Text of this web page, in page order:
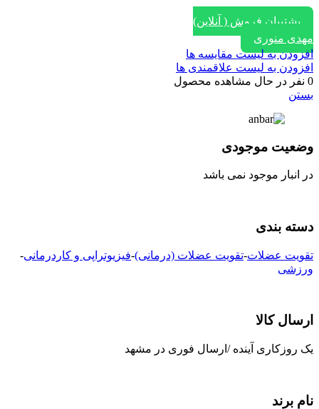
پشتیبان فروش ( آنلاین)
مهدی منوری
افزودن به لیست مقایسه ها
افزودن به لیست علاقمندی ها
0 نفر در حال مشاهده محصول
بستن
وضعیت موجودی
در انبار موجود نمی باشد
دسته بندی
تقویت عضلات-تقویت عضلات (درمانی)-فیزیوتراپی و کاردرمانی-
ورزشی
ارسال کالا
یک روزکاری آینده /ارسال فوری در مشهد
نام برند